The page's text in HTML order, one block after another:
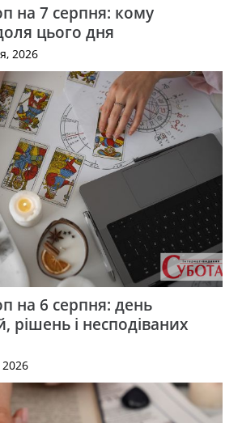
на 7 серпня: кому
цього дня
2026
на 6 серпня: день
рішень і несподіваних